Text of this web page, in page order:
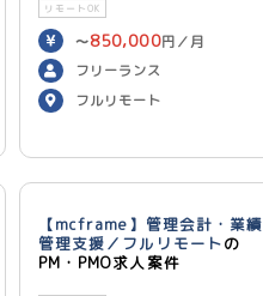
リモートOK
〜850,000円／月
フリーランス
フルリモート
【mcframe】管理会計・業績
管理支援／フルリモートの
PM・PMO求人案件